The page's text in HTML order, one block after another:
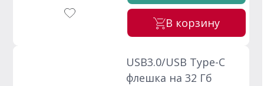
В корзину
USB3.0/USB Type-C
флешка на 32 Гб